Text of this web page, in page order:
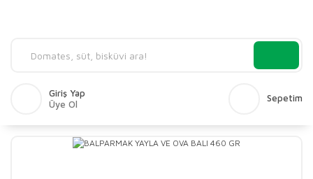
Giriş Yap
Üye Ol
Sepetim